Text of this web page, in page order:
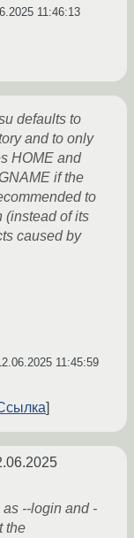
11:46:13
defaults to
and to only
HOME and
if the
to
(instead of its
caused by
11:45:59
--login and -
the